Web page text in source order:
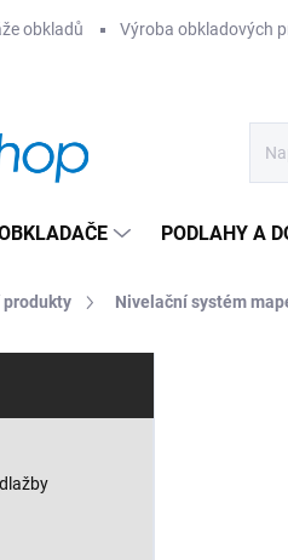
obkladů Výroba obkladových
PODLAHY A
Nivelační systém